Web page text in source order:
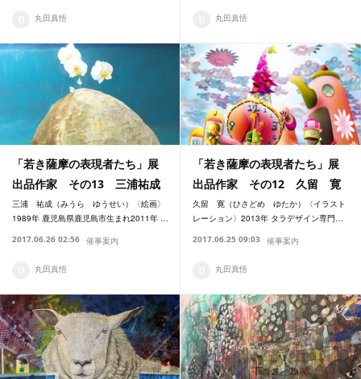
丸田真悟 丸田真悟
「若き薩摩の表現者たち」展
出品作家 その13 三浦祐成
三浦 祐成（みうら ゆうせい）〈絵画〉
1989年 鹿児島県鹿児島市生まれ2011年 …
2017.06.26 02:56 催事案内
丸田真悟
「若き薩摩の表現者たち」展
出品作家 その12 久留 寛
久留 寛（ひさどめ ゆたか）〈イラスト
レーション〉2013年 タラデザイン専門…
2017.06.25 09:03 催事案内
丸田真悟